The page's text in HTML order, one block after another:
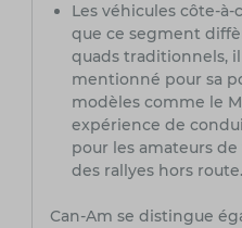
Les véhicules côte-
que ce segment
quads traditionnels,
mentionné pour sa
modèles comme le
expérience de
pour les amateurs
des rallyes hors route.
Can-Am se distingue